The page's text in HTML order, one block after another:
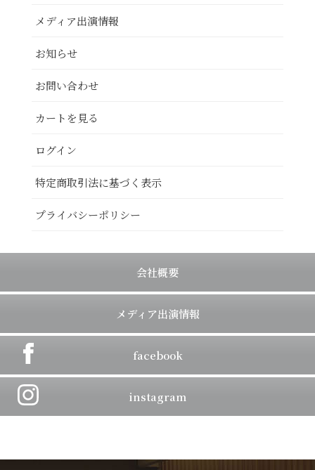
メディア出演情報
お知らせ
お問い合わせ
カートを見る
ログイン
特定商取引法に基づく表示
プライバシーポリシー
会社概要
メディア出演情報
facebook
instagram